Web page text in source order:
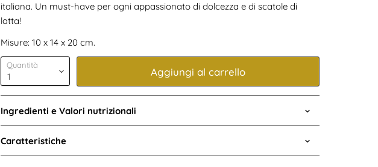
italiana. Un must-have per ogni appassionato di dolcezza e di scatole di
latta!
Misure: 10 x 14 x 20 cm.
Quantità
Aggiungi al carrello
Ingredienti e Valori nutrizionali
Caratteristiche